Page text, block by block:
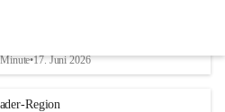
•17. Juni 2026
Region